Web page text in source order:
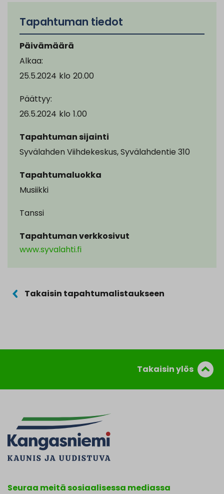
Tapahtuman tiedot
Päivämäärä
Alkaa:
25.5.2024 klo 20.00
Päättyy:
26.5.2024 klo 1.00
Tapahtuman sijainti
Syvälahden Viihdekeskus, Syvälahdentie 310
Tapahtumaluokka
Musiikki
Tanssi
Tapahtuman verkkosivut
www.syvalahti.fi
Takaisin tapahtumalistaukseen
Takaisin ylös
Seuraa meitä sosiaalisessa mediassa